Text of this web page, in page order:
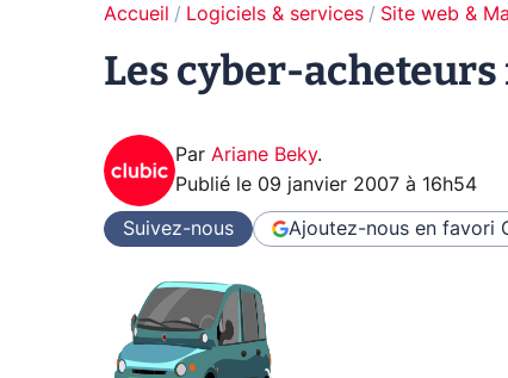
Accueil Logiciels & services Site web &
Les cyber-acheteurs
Par Ariane Beky.
Publié le 09 janvier 2007 à 16h54
Suivez-nous Ajoutez-nous en favori